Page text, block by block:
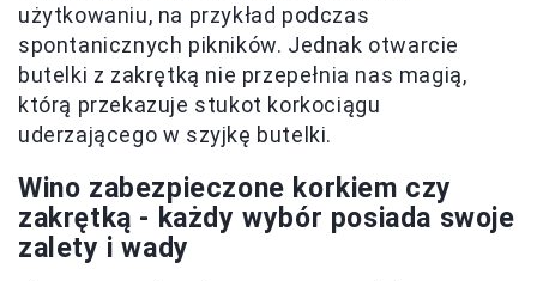
użytkowaniu, na przykład podczas
spontanicznych pikników. Jednak otwarcie
butelki z zakrętką nie przepełnia nas magią,
którą przekazuje stukot korkociągu
uderzającego w szyjkę butelki.
Wino zabezpieczone korkiem czy
zakrętką - każdy wybór posiada swoje
zalety i wady